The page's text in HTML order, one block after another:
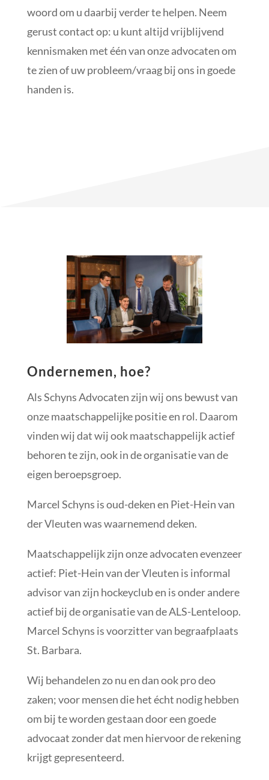
woord om u daarbij verder te helpen. Neem
gerust contact op: u kunt altijd vrijblijvend
kennismaken met één van onze advocaten om
te zien of uw probleem/vraag bij ons in goede
handen is.
Ondernemen, hoe?
Als Schyns Advocaten zijn wij ons bewust van
onze maatschappelijke positie en rol. Daarom
vinden wij dat wij ook maatschappelijk actief
behoren te zijn, ook in de organisatie van de
eigen beroepsgroep.
Marcel Schyns is oud-deken en Piet-Hein van
der Vleuten was waarnemend deken.
Maatschappelijk zijn onze advocaten evenzeer
actief: Piet-Hein van der Vleuten is informal
advisor van zijn hockeyclub en is onder andere
actief bij de organisatie van de ALS-Lenteloop.
Marcel Schyns is voorzitter van begraafplaats
St. Barbara.
Wij behandelen zo nu en dan ook pro deo
zaken; voor mensen die het écht nodig hebben
om bij te worden gestaan door een goede
advocaat zonder dat men hiervoor de rekening
krijgt gepresenteerd.